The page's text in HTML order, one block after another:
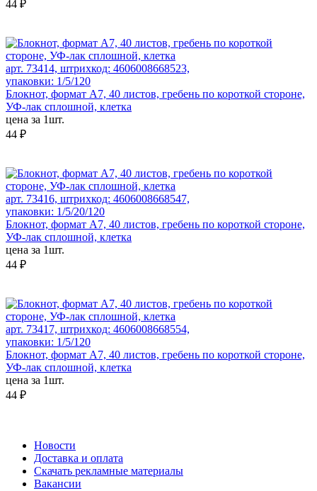
44 ₽
арт. 73414, штрихкод: 4606008668523,
упаковки: 1/5/120
Блокнот, формат А7, 40 листов, гребень по короткой стороне,
УФ-лак сплошной, клетка
цена за 1шт.
44 ₽
арт. 73416, штрихкод: 4606008668547,
упаковки: 1/5/20/120
Блокнот, формат А7, 40 листов, гребень по короткой стороне,
УФ-лак сплошной, клетка
цена за 1шт.
44 ₽
арт. 73417, штрихкод: 4606008668554,
упаковки: 1/5/120
Блокнот, формат А7, 40 листов, гребень по короткой стороне,
УФ-лак сплошной, клетка
цена за 1шт.
44 ₽
Новости
Доставка и оплата
Скачать рекламные материалы
Вакансии